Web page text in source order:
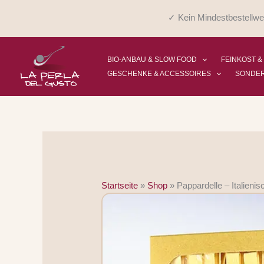
✓ Kein
BIO-ANBAU & SLOW FOOD FEINKOST
GESCHENKE & ACCESSOIRES
Startseite » Shop » Pappardelle –